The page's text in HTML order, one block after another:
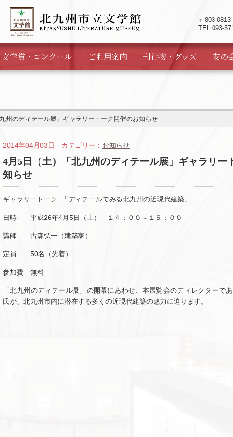
〒803-0813
TEL 093-
文学賞・ コンクール ご利用案内 刊行物・グッズ 友の
州のディテール展」ギャラリートーク開催のお知らせ
2014年04月03日 カテゴリー： お知らせ
4月5日（土）「北九州のディテール展」ギャラリー
知らせ
ギャラリートーク 「ディテールでみる北九州の近現代建築」
日時 平成26年4月5日（土） １４：００～１５：００
講師 古森弘一（建築家）
定員 50名（先着）
参加費 無料
「北九州のディテール展」の開幕にあわせ、本展覧会のディレクターで
氏が、北九州市内に潜在する多くの近現代建築の魅力に迫ります。